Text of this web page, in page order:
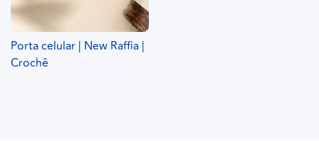
Porta celular | New Raffia |
Crochê